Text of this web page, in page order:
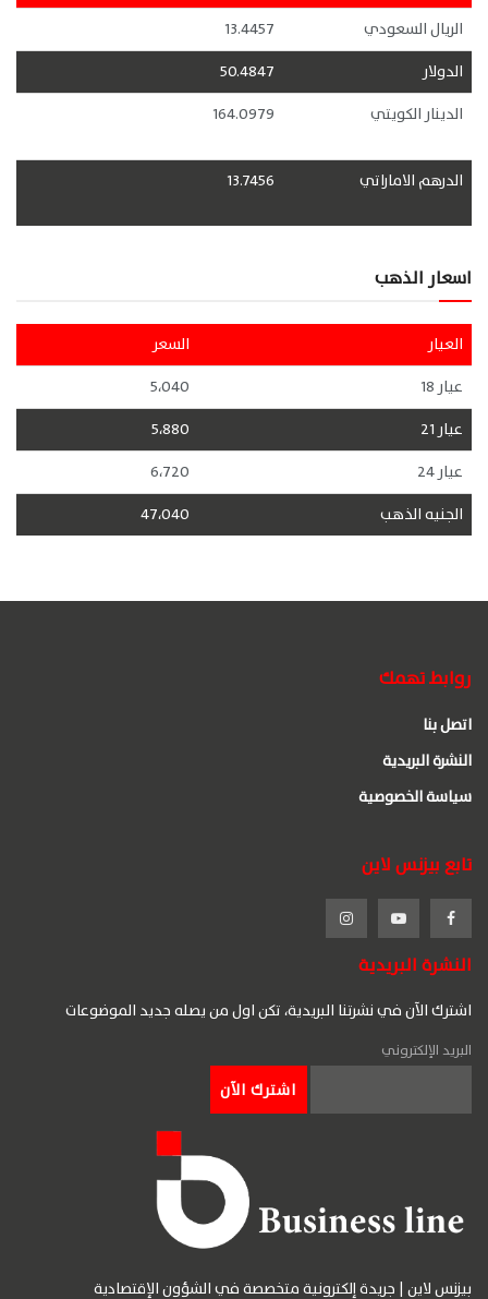
الريال السعودي
13.4457
الدولار
50.4847
الدينار الكويتي
164.0979
الدرهم الاماراتي 13.7456
اسعار الذهب
العيار
السعر
عيار 18
5،040
عيار 21
5،880
عيار 24
6،720
الجنيه الذهب
47،040
روابط تهمك
اتصل بنا
النشرة البريدية
سياسة الخصوصية
تابع بيزنس لاين
النشرة البريدية
اشترك الآن في نشرتنا البريدية، تكن اول من يصله جديد الموضوعات
البريد الإلكتروني
بيزنس لاين | جريدة إلكترونية متخصصة في الشؤون الإقتصادية